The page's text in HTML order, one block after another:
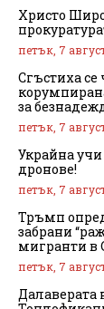
Христо
петък, 7
Сгъстиха
за
петък, 7
Украйна
дронове!
петък, 7
Тръмп
забрани
мигранти в
петък, 7
Далаверата